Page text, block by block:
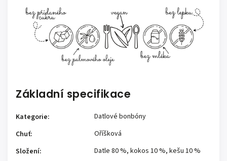
Základní specifikace
Kategorie:
Datlové bonbóny
Chuť:
Oříšková
Složení: Datle 80 %, kokos 10 %, kešu 10 %